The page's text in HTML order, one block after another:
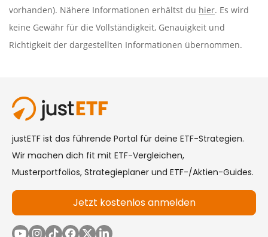
vorhanden). Nähere Informationen erhältst du hier. Es wird
keine Gewähr für die Vollständigkeit, Genauigkeit und
Richtigkeit der dargestellten Informationen übernommen.